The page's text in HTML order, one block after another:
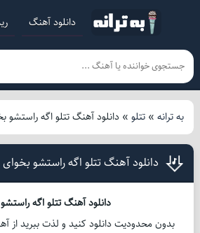
دانلود آهنگ
به ترانه» تتلو» دانلود آهنگ تتلو اگه راستشو
دانلود آهنگ تتلو اگه راستشو بخوای
دانلود آهنگ تتلو اگه
بدون محدودیت دانلود کنید و لذت ببرید از